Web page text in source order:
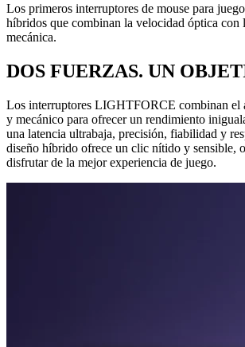
Los primeros interruptores de mouse para
híbridos que combinan la velocidad óptica con
mecánica.
DOS FUERZAS. UN
Los interruptores LIGHTFORCE combinan el
y mecánico para ofrecer un rendimiento
una latencia ultrabaja, precisión, fiabilidad y
diseño híbrido ofrece un clic nítido y sensible,
disfrutar de la mejor experiencia de juego.